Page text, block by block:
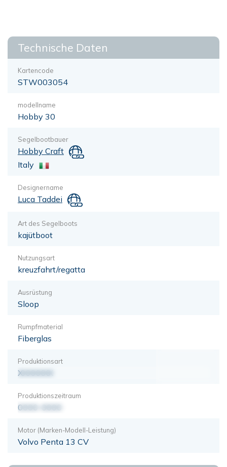
Technische Daten
Kartencode
STW003054
modellname
Hobby 30
Segelbootbauer
Hobby Craft
Italy
Designername
Luca Taddei
Art des Segelboots
kajütboot
Nutzungsart
kreuzfahrt/regatta
Ausrüstung
Sloop
Rumpfmaterial
Fiberglas
Produktionsart
XXXXXXX
Produktionszeitraum
0000-0000
Motor (Marken-Modell-Leistung)
Volvo Penta 13 CV